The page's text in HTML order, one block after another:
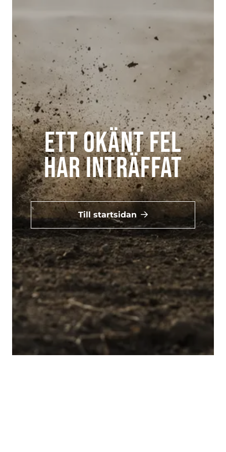
Ett okänt fel
har inträffat
Till startsidan